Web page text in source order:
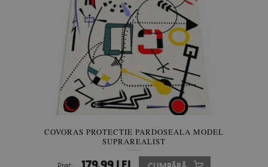
COVORAS PROTECTIE PARDOSEALA MODEL
SUPRAREALIST